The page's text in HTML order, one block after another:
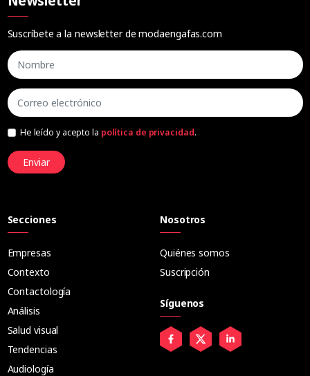
Suscríbete a la newsletter de modaengafas.com
He leído y acepto la política de privacidad.
Enviar
Secciones
Empresas
Contexto
Contactología
Análisis
Salud visual
Tendencias
Audiología
Nosotros
Quiénes somos
Suscripción
Síguenos